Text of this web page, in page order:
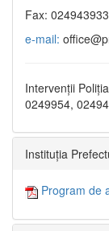
Fax:
e-mail:
Intervenții
0249954,
Instituția
Program de